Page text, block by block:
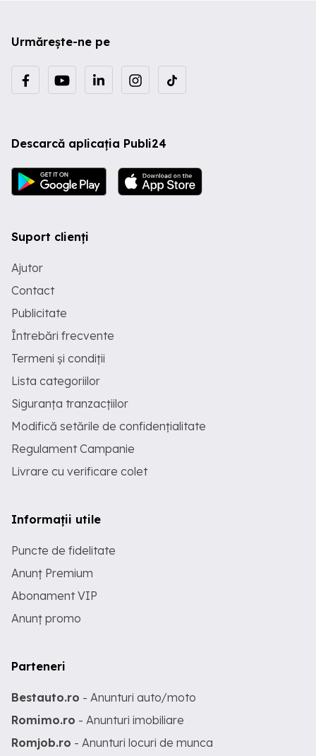
Urmărește-ne pe
Descarcă aplicația Publi24
Suport clienți
Ajutor
Contact
Publicitate
Întrebări frecvente
Termeni și condiții
Lista categoriilor
Siguranța tranzacțiilor
Modifică setările de confidențialitate
Regulament Campanie
Livrare cu verificare colet
Informații utile
Puncte de fidelitate
Anunț Premium
Abonament VIP
Anunț promo
Parteneri
Bestauto.ro - Anunturi auto/moto
Romimo.ro - Anunturi imobiliare
Romjob.ro - Anunturi locuri de munca